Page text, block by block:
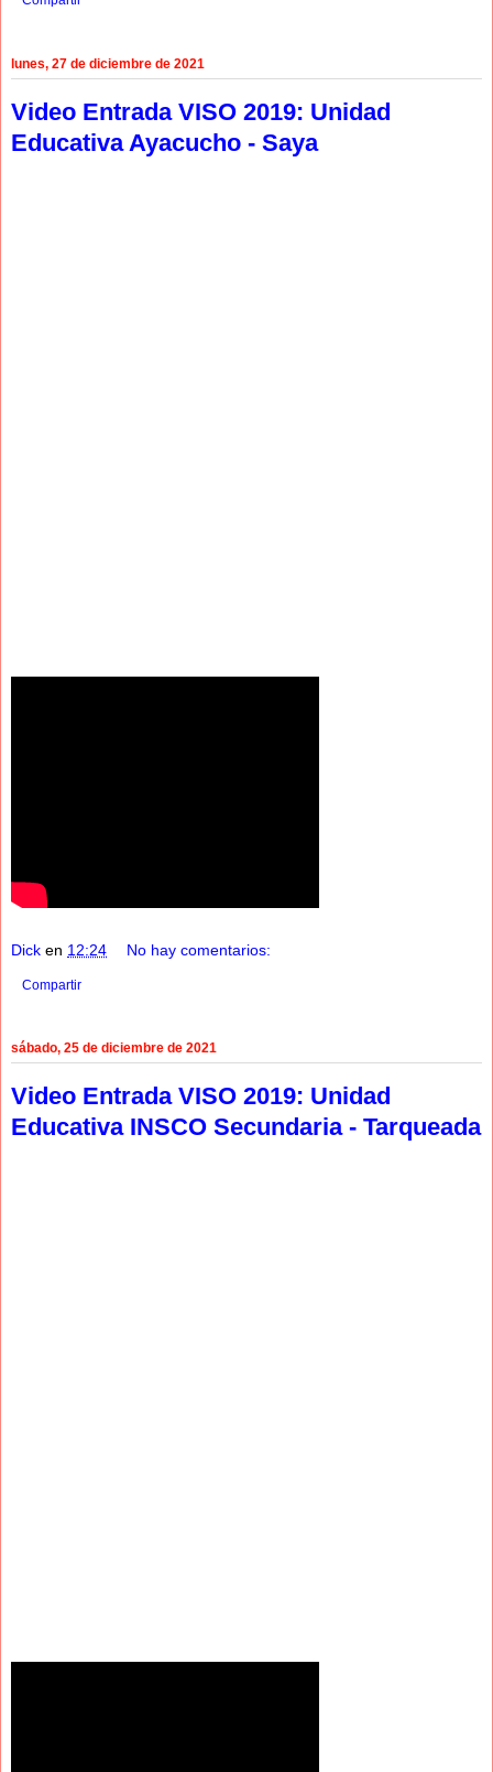
lunes, 27 de diciembre de 2021
Video Entrada VISO 2019: Unidad
Educativa Ayacucho - Saya
Dick en 12:24 No hay comentarios:
Compartir
sábado, 25 de diciembre de 2021
Video Entrada VISO 2019: Unidad
Educativa INSCO Secundaria - Tarqueada